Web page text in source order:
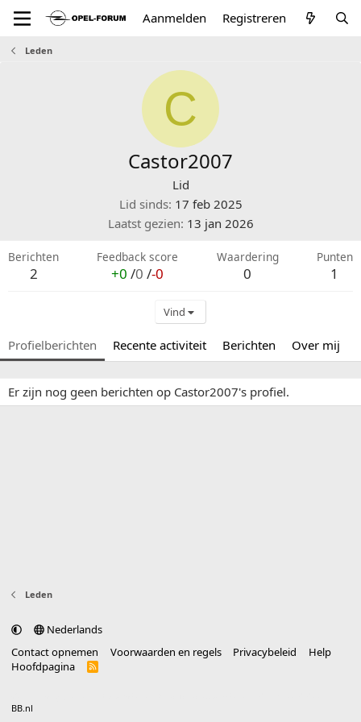
Aanmelden Registreren
Leden
C
Castor2007
Lid
Lid sinds 17 feb 2025
Laatst gezien 13 jan 2026
Berichten
2
Feedback score
+0 /0 /-0
Waardering
0
Punten
1
Vind
Profielberichten Recente activiteit Berichten Over mij
Er zijn nog geen berichten op Castor2007's profiel.
Leden
Nederlands
Contact opnemen
Voorwaarden en regels Privacybeleid
Help
Hoofdpagina
R
BB.nl